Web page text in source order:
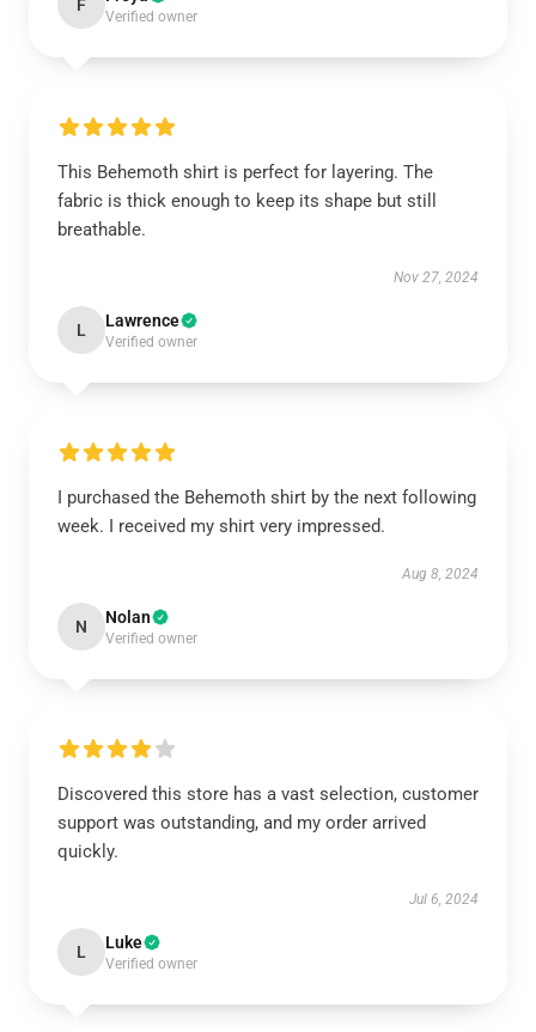
F
Verified owner
This Behemoth shirt is perfect for layering. The
fabric is thick enough to keep its shape but still
breathable.
Nov 27, 2024
L Lawrence
Verified owner
I purchased the Behemoth shirt by the next following
week. I received my shirt very impressed.
Aug 8, 2024
N Nolan
Verified owner
Discovered this store has a vast selection, customer
support was outstanding, and my order arrived
quickly.
Jul 6, 2024
L Luke
Verified owner